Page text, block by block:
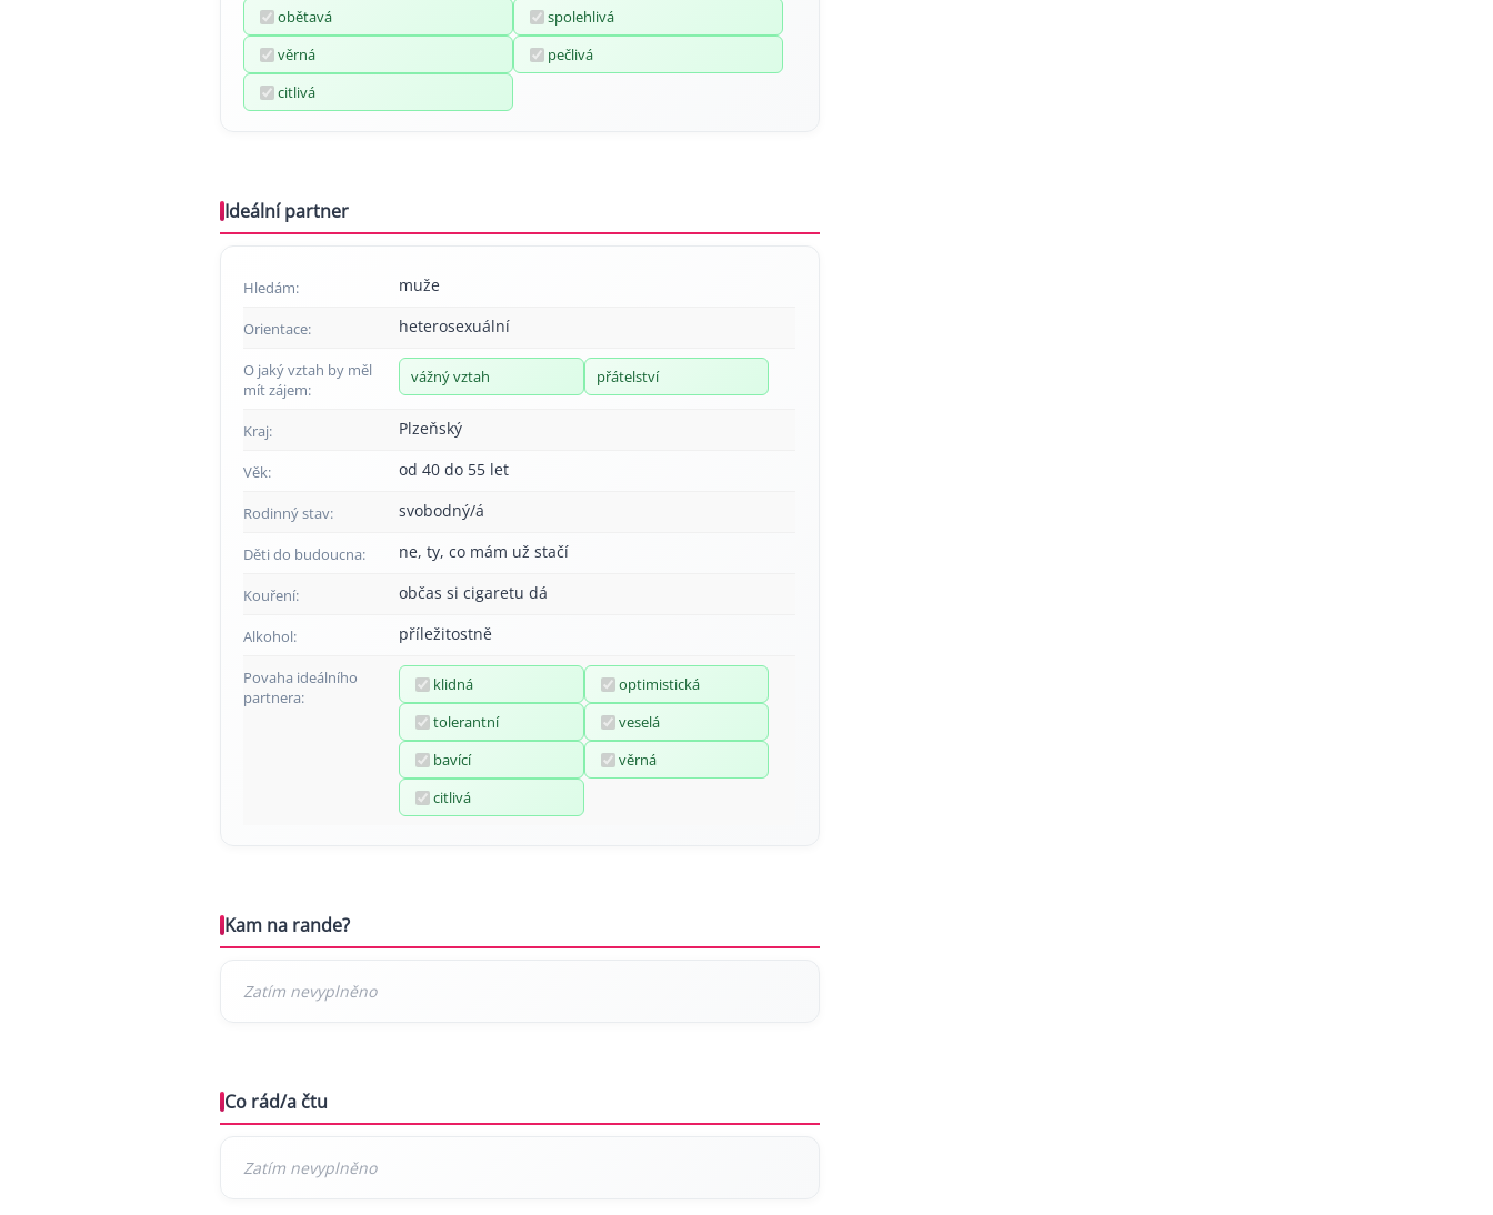
obětavá
spolehlivá
věrná
pečlivá
citlivá
Ideální partner
Hledám: muže
Orientace: heterosexuální
O jaký vztah by měl
mít zájem:
vážný vztah přátelství
Kraj: Plzeňský
Věk: od 40 do 55 let
Rodinný stav: svobodný/á
Děti do budoucna: ne, ty, co mám už stačí
Kouření: občas si cigaretu dá
Alkohol: příležitostně
Povaha ideálního
partnera:
klidná
optimistická
tolerantní
veselá
bavící
věrná
citlivá
Kam na rande?
Co rád/a čtu